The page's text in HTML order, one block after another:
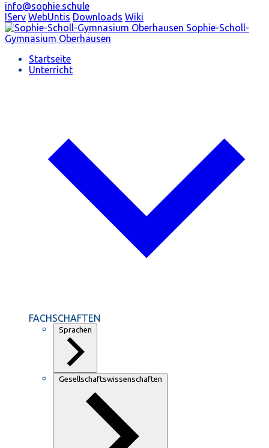
info@sophie.schule
IServ WebUntis Downloads Wiki
Sophie-Scholl-
Gymnasium Oberhausen
Startseite
Unterricht
FACHSCHAFTEN
Sprachen
Gesellschaftswissenschaften